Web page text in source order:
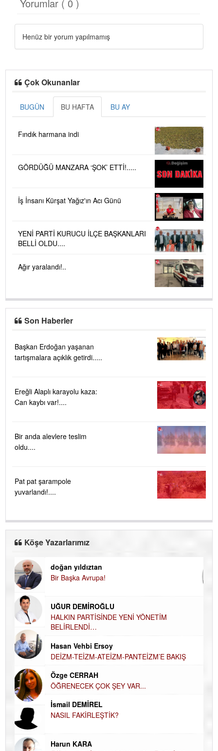
Yorumlar ( 0 )
Henüz bir yorum yapılmamış
Çok Okunanlar
BUGÜN BU HAFTA BU AY
Fındık harmana indi
GÖRDÜĞÜ MANZARA ‘ŞOK’ ETTİ!.....
İş İnsanı Kürşat Yağız'ın Acı Günü
YENİ PARTİ KURUCU İLÇE BAŞKANLARI
BELLİ OLDU....
Ağır yaralandı!..
Son Haberler
Başkan Erdoğan yaşanan
tartışmalara açıklık getirdi.....
Ereğli Alaplı karayolu kaza:
Can kaybı var!....
Bir anda alevlere teslim
oldu....
Pat pat şarampole
yuvarlandı!....
Köşe Yazarlarımız
doğan yıldıztan
Bir Başka Avrupa!
UĞUR DEMİROĞLU
HALKIN PARTİSİNDE YENİ YÖNETİM
BELİRLENDİ…
Hasan Vehbi Ersoy
DEİZM-TEİZM-ATEİZM-PANTEİZM’E BAKIŞ
Özge CERRAH
ÖĞRENECEK ÇOK ŞEY VAR...
İsmail DEMİREL
NASIL FAKİRLEŞTİK?